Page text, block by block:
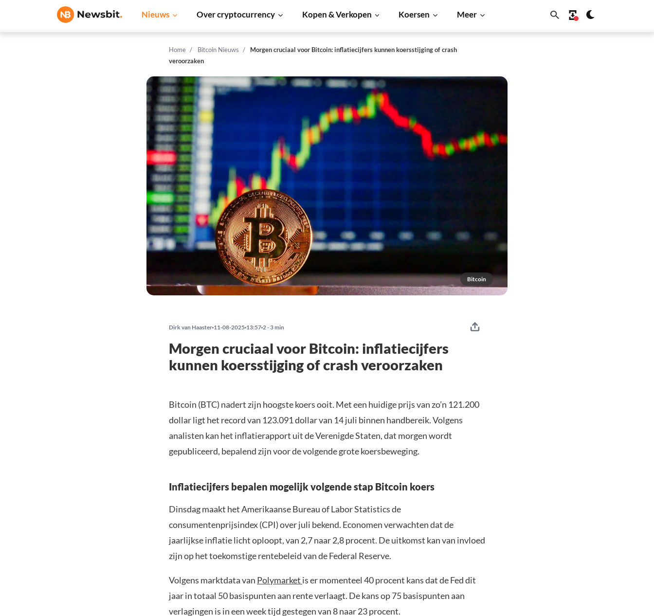
Nieuws Over cryptocurrency Kopen & Verkopen Koersen Meer
Home Bitcoin Nieuws
Morgen cruciaal voor Bitcoin: inflatiecijfers kunnen koersstijging of crash
veroorzaken
Bitcoin
Dirk van Haaster 11-08-2025 13:57 2 - 3 min
Morgen cruciaal voor Bitcoin: inflatiecijfers
kunnen koersstijging of crash veroorzaken
Bitcoin (BTC) nadert zijn hoogste koers ooit. Met een huidige prijs van zo’n 121.200
dollar ligt het record van 123.091 dollar van 14 juli binnen handbereik. Volgens
analisten kan het inflatierapport uit de Verenigde Staten, dat morgen wordt
gepubliceerd, bepalend zijn voor de volgende grote koersbeweging.
Inflatiecijfers bepalen mogelijk volgende stap Bitcoin koers
Dinsdag maakt het Amerikaanse Bureau of Labor Statistics de
consumentenprijsindex (CPI) over juli bekend. Economen verwachten dat de
jaarlijkse inflatie licht oploopt, van 2,7 naar 2,8 procent. De uitkomst kan van invloed
zijn op het toekomstige rentebeleid van de Federal Reserve.
Volgens marktdata van Polymarket is er momenteel 40 procent kans dat de Fed dit
jaar in totaal 50 basispunten aan rente verlaagt. De kans op 75 basispunten aan
verlagingen is in een week tijd gestegen van 8 naar 23 procent.